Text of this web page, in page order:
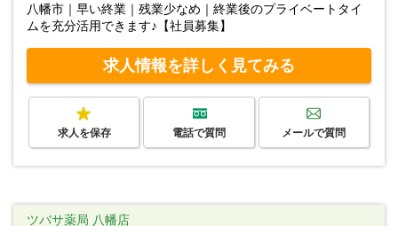
八幡市｜早い終業｜残業少なめ｜終業後のプライベートタイ
ムを充分活用できます♪【社員募集】
求人情報を詳しく見てみる
求人を保存 電話で質問 メールで質問
ツバサ薬局 八幡店